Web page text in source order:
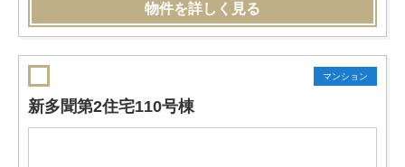
物件を詳しく見る
マンション
新多聞第2住宅110号棟